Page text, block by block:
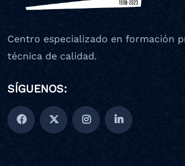
Centro especializado en formación
técnica de calidad.
SÍGUENOS: